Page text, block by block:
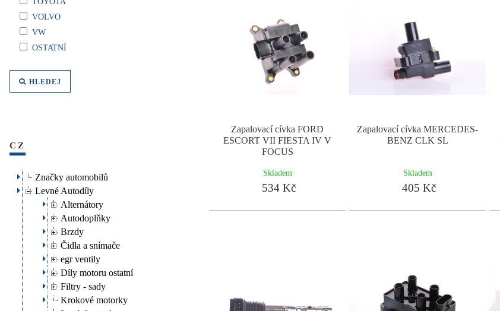
VOLVO
VW
OSTATNÍ
HLEDEJ
CZ
Značky automobilů
Levné Autodíly
Alternátory
Autodoplňky
Brzdy
Čidla a snímače
egr ventily
Díly motoru ostatní
Filtry - sady
Krokové motorky
Zapalovací cívka FORD
ESCORT VII FIESTA IV V
FOCUS
Skladem
534 Kč
Zapalovací cívka MERCEDES-
BENZ CLK SL
Skladem
405 Kč